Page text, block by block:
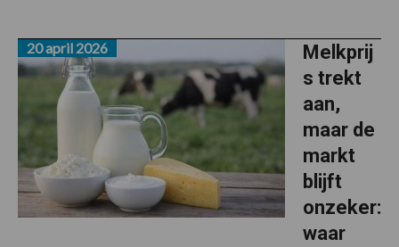
Melkprij
s trekt
aan,
maar de
markt
blijft
onzeker:
waar
20 april 2026